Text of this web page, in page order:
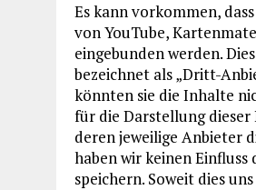
Es kann vorkommen,
von YouTube,
eingebunden werden.
bezeichnet als „Dritt-
könnten sie die Inhalte
für die Darstellung
deren jeweilige Anbieter
haben wir keinen
speichern. Soweit dies